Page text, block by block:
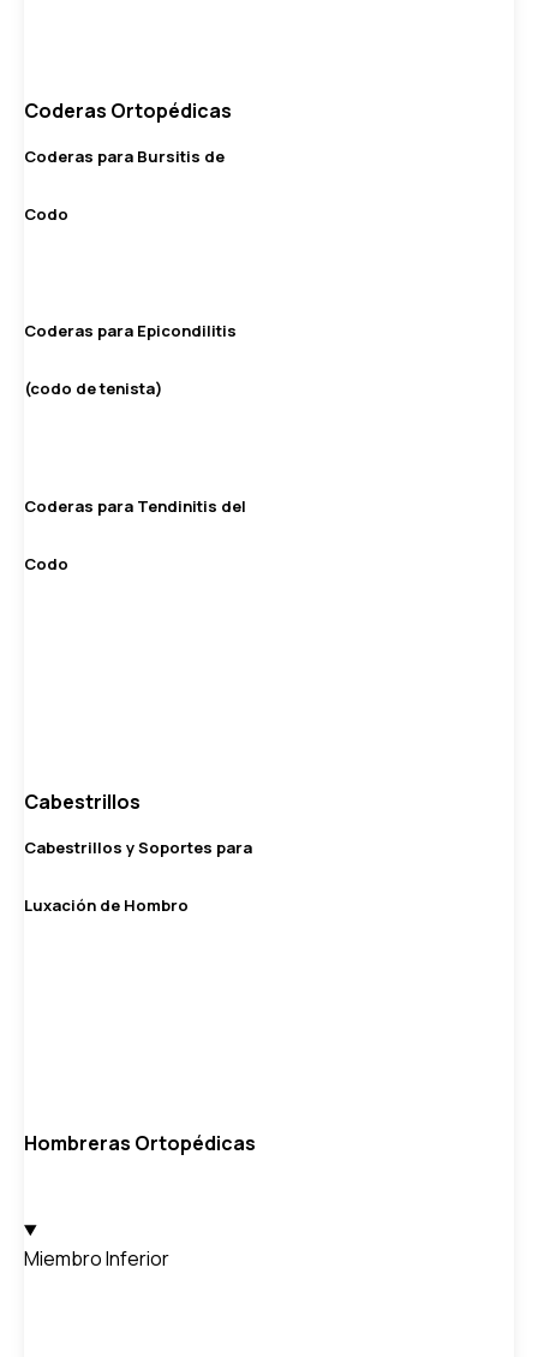
Coderas Ortopédicas
Coderas para Bursitis de
Codo
Coderas para Epicondilitis
(codo de tenista)
Coderas para Tendinitis del
Codo
Cabestrillos
Cabestrillos y Soportes para
Luxación de Hombro
Hombreras Ortopédicas
Miembro Inferior